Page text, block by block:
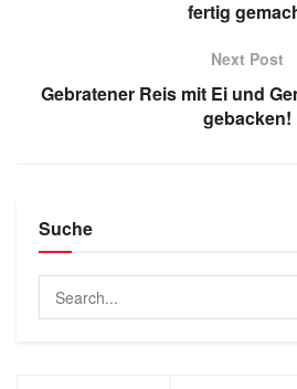
fertig
Next Post
Gebratener Reis mit Ei und
gebacken!
Suche